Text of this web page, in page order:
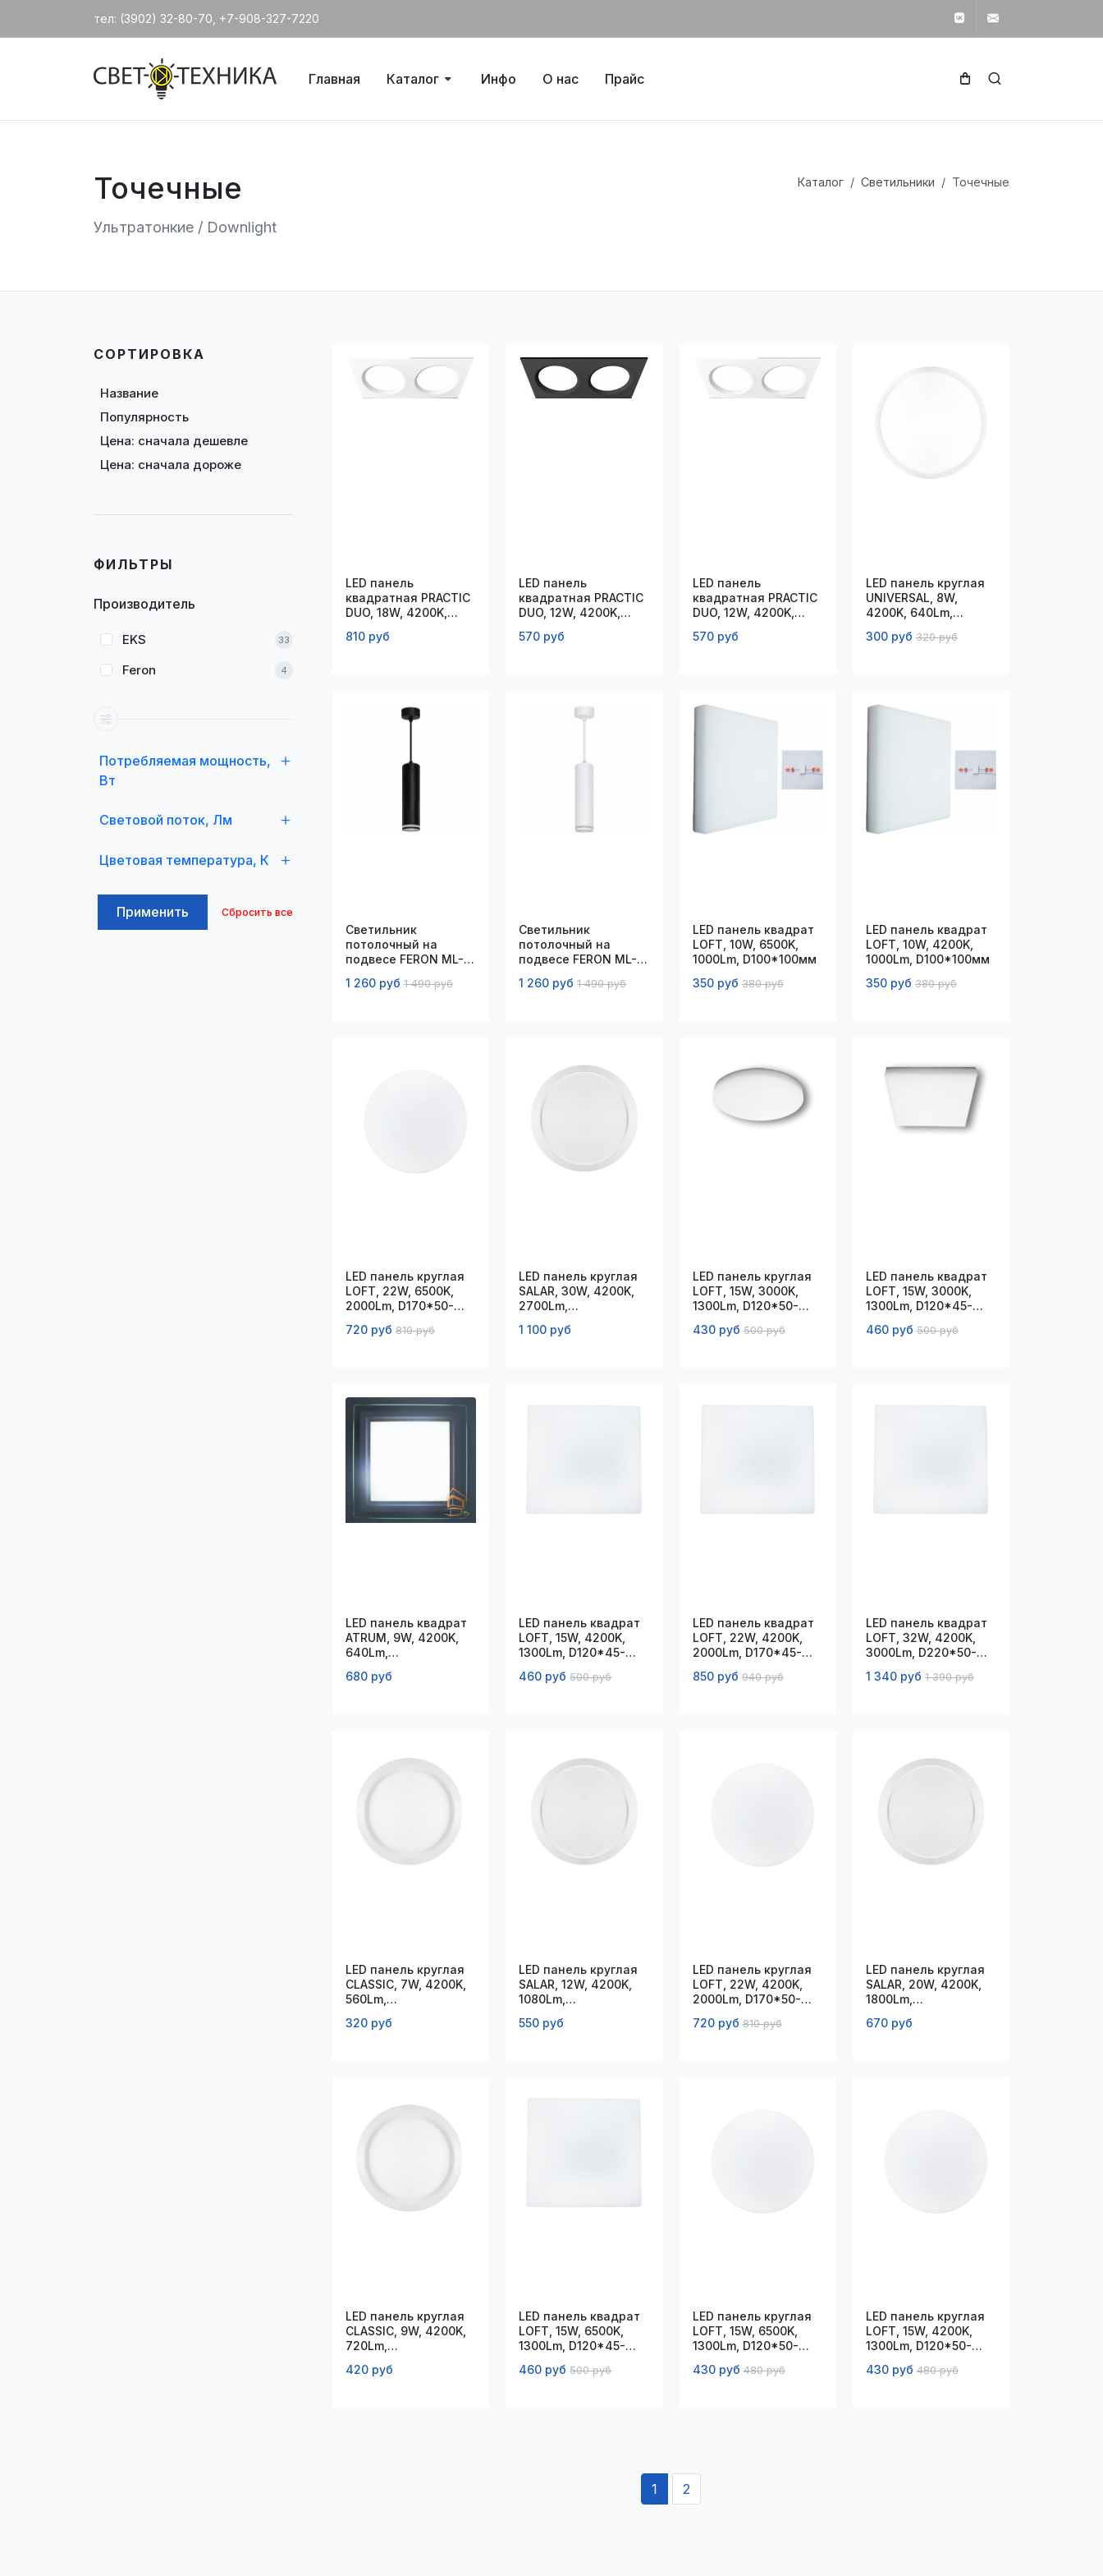
тел: (3902) 32-80-70, +7-908-327-7220 Вконтакте
Главная Каталог Инфо О нас Прайс
Точечные
Ультратонкие / Downlight
Каталог Светильники Точечные
LED панель
квадратная PRACTIC
DUO, 18W, 4200K,
810 руб
LED панель
квадратная PRACTIC
DUO, 12W, 4200K,
570 руб
LED панель
квадратная PRACTIC
DUO, 12W, 4200K,
570 руб
LED панель круглая
UNIVERSAL, 8W,
4200K, 640Lm,
300 руб 320 руб
Светильник
потолочный на
подвесе FERON ML-
MR16, 35W, 230V,
1 260 руб 1 490 руб
Светильник
потолочный на
подвесе FERON ML-
MR16, 35W, 230V,
1 260 руб 1 490 руб
LED панель квадрат
LOFT, 10W, 6500K,
1000Lm, D100*100мм
350 руб 380 руб
LED панель квадрат
LOFT, 10W, 4200K,
1000Lm, D100*100мм
350 руб 380 руб
LED панель круглая
LOFT, 22W, 6500K,
2000Lm, D170*50-
720 руб 810 руб
LED панель круглая
SALAR, 30W, 4200K,
2700Lm,
1 100 руб
LED панель круглая
LOFT, 15W, 3000K,
1300Lm, D120*50-
430 руб 500 руб
LED панель квадрат
LOFT, 15W, 3000K,
1300Lm, D120*45-
460 руб 500 руб
LED панель квадрат
ATRUM, 9W, 4200K,
640Lm,
680 руб
LED панель квадрат
LOFT, 15W, 4200K,
1300Lm, D120*45-
460 руб 500 руб
LED панель квадрат
LOFT, 22W, 4200K,
2000Lm, D170*45-
850 руб 940 руб
LED панель квадрат
LOFT, 32W, 4200K,
3000Lm, D220*50-
1 340 руб 1 390 руб
LED панель круглая
CLASSIC, 7W, 4200K,
560Lm,
320 руб
LED панель круглая
SALAR, 12W, 4200K,
1080Lm,
550 руб
LED панель круглая
LOFT, 22W, 4200K,
2000Lm, D170*50-
720 руб 810 руб
LED панель круглая
SALAR, 20W, 4200K,
1800Lm,
670 руб
LED панель круглая
CLASSIC, 9W, 4200K,
720Lm,
420 руб
LED панель квадрат
LOFT, 15W, 6500K,
1300Lm, D120*45-
460 руб 500 руб
LED панель круглая
LOFT, 15W, 6500K,
1300Lm, D120*50-
430 руб 480 руб
LED панель круглая
LOFT, 15W, 4200K,
1300Lm, D120*50-
430 руб 480 руб
1 2
СОРТИРОВКА
Название
Популярность
Цена: сначала дешевле
Цена: сначала дороже
ФИЛЬТРЫ
Производитель
EKS 33
Feron 4
Потребляемая мощность,
Вт
Световой поток, Лм
Цветовая температура, К
Применить Сбросить все